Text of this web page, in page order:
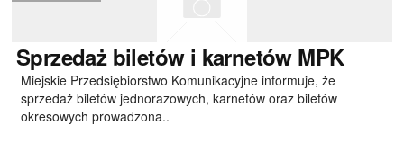
Sprzedażbiletów i karnetów MPK
Miejskie Przedsiębiorstwo Komunikacyjne informuje, że
sprzedaż biletów jednorazowych, karnetów oraz biletów
okresowych prowadzona..